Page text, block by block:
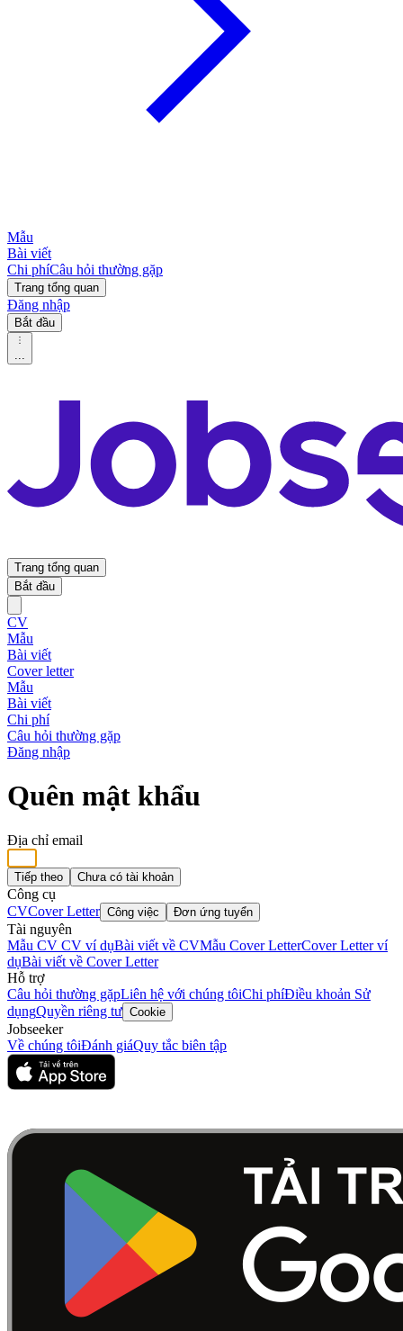
Mẫu
Bài viết
Chi phíCâu hỏi thường gặp
Trang tổng quan
Đăng nhập
Bắt đầu
...
Trang tổng quan
Bắt đầu
CV
Mẫu
Bài viết
Cover letter
Mẫu
Bài viết
Chi phí
Câu hỏi thường gặp
Đăng nhập
Quên mật khẩu
Địa chỉ email
Tiếp theo Chưa có tài khoản
Công cụ
CVCover Letter Công việc Đơn ứng tuyển
Tài nguyên
Mẫu CV CV ví dụBài viết về CVMẫu Cover LetterCover Letter ví
dụBài viết về Cover Letter
Hỗ trợ
Câu hỏi thường gặpLiên hệ với chúng tôiChi phíĐiều khoản Sử
dụngQuyền riêng tư Cookie
Jobseeker
Về chúng tôiĐánh giáQuy tắc biên tập